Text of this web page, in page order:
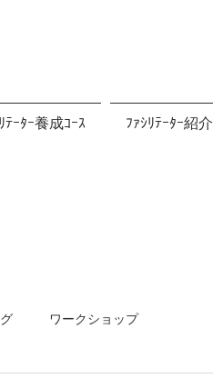
ﾃｰﾀｰ養成ｺｰｽ ﾌｧｼﾘﾃｰﾀｰ紹介
ワークショップ